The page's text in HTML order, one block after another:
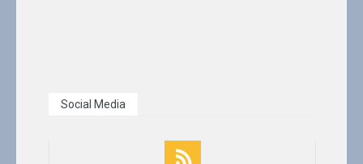
Social Media